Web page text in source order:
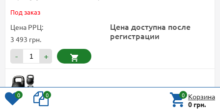
Под заказ
Цена РРЦ:
3 493 грн.
Цена доступна после
регистрации
- +
0 0 0 Корзина
0 грн.